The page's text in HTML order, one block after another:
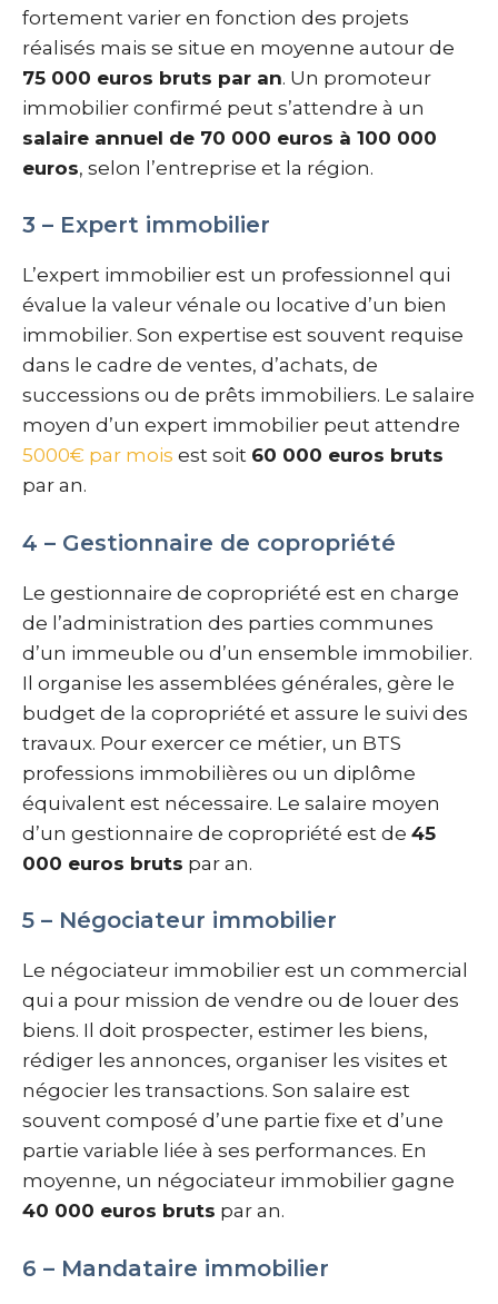
fortement varier en fonction des projets
réalisés mais se situe en moyenne autour de
75 000 euros bruts par an. Un promoteur
immobilier confirmé peut s’attendre à un
salaire annuel de 70 000 euros à 100 000
euros, selon l’entreprise et la région.
3 – Expert immobilier
L’expert immobilier est un professionnel qui
évalue la valeur vénale ou locative d’un bien
immobilier. Son expertise est souvent requise
dans le cadre de ventes, d’achats, de
successions ou de prêts immobiliers. Le salaire
moyen d’un expert immobilier peut attendre
5000€ par mois est soit 60 000 euros bruts
par an.
4 – Gestionnaire de copropriété
Le gestionnaire de copropriété est en charge
de l’administration des parties communes
d’un immeuble ou d’un ensemble immobilier.
Il organise les assemblées générales, gère le
budget de la copropriété et assure le suivi des
travaux. Pour exercer ce métier, un BTS
professions immobilières ou un diplôme
équivalent est nécessaire. Le salaire moyen
d’un gestionnaire de copropriété est de 45
000 euros bruts par an.
5 – Négociateur immobilier
Le négociateur immobilier est un commercial
qui a pour mission de vendre ou de louer des
biens. Il doit prospecter, estimer les biens,
rédiger les annonces, organiser les visites et
négocier les transactions. Son salaire est
souvent composé d’une partie fixe et d’une
partie variable liée à ses performances. En
moyenne, un négociateur immobilier gagne
40 000 euros bruts par an.
6 – Mandataire immobilier